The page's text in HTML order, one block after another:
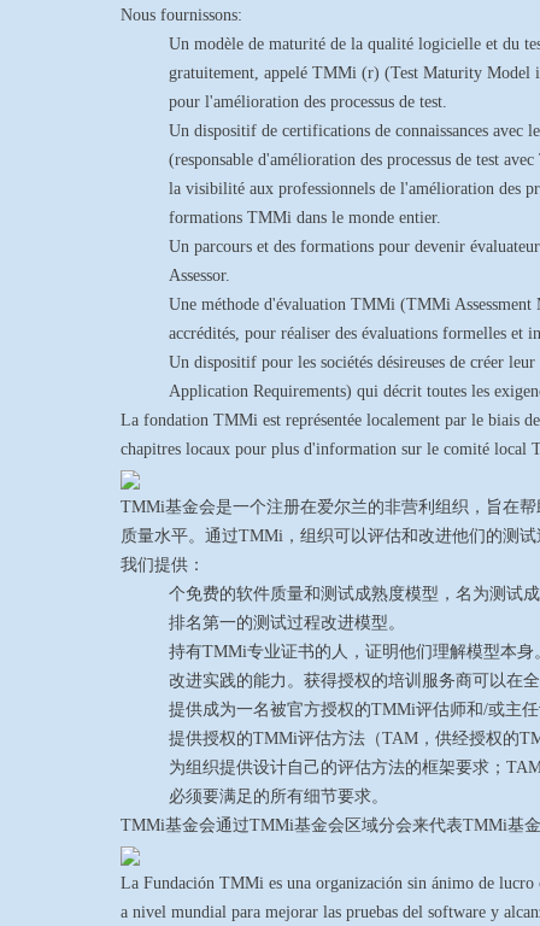
Nous fournissons:
Un modèle de maturité de la qualité logicielle et du
gratuitement, appelé TMMi (r) (Test Maturity Model
pour l'amélioration des processus de test.
Un dispositif de certifications de connaissances
(responsable d'amélioration des processus de test
la visibilité aux professionnels de l'amélioration des
formations TMMi dans le monde entier.
Un parcours et des formations pour devenir
Assessor.
Une méthode d'évaluation TMMi (TMMi Assessment
accrédités, pour réaliser des évaluations formelles et
Un dispositif pour les sociétés désireuses de créer
Application Requirements) qui décrit toutes les
La fondation TMMi est représentée localement par le biais
chapitres locaux pour plus d'information sur le comité local
TMMi基金会是一个注册在爱尔兰的非营利组织，旨在
质量水平。通过TMMi，组织可以评估和改进他们的测
我们提供：
个免费的软件质量和测试成熟度模型，名为测试
排名第一的测试过程改进模型。
持有TMMi专业证书的人，证明他们理解模型本
改进实践的能力。获得授权的培训服务商可以在
提供成为一名被官方授权的TMMi评估师和/或主
提供授权的TMMi评估方法（TAM，供经授权的
为组织提供设计自己的评估方法的框架要求；
必须要满足的所有细节要求。
TMMi基金会通过TMMi基金会区域分会来代表TMMi基
La Fundación TMMi es una organización sin ánimo de
a nivel mundial para mejorar las pruebas del software y